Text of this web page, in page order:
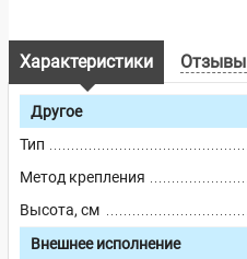
Характеристики Отзывы
Другое
Тип
Метод крепления
Высота, см
Внешнее исполнение